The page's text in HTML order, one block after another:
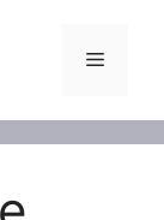
Menu